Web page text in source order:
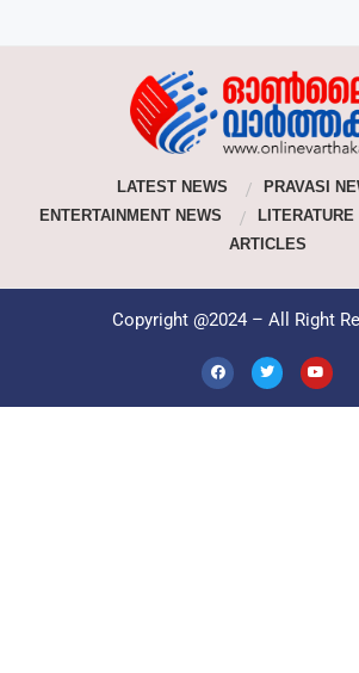
LATEST NEWS
PRAVASI
ENTERTAINMENT NEWS
LITERATURE
ARTICLES
Copyright @2024 – All Right